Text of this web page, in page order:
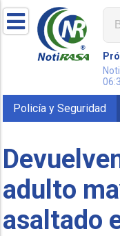
Policía y Seguridad
adulto
asaltado